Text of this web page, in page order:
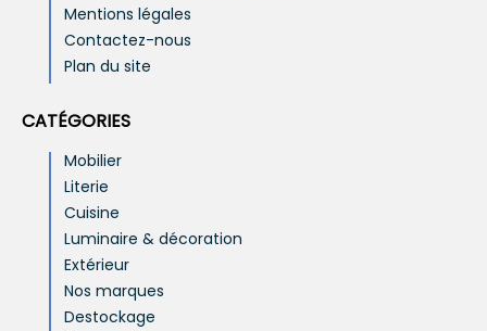
Mentions légales
Contactez-nous
Plan du site
CATÉGORIES
Mobilier
Literie
Cuisine
Luminaire & décoration
Extérieur
Nos marques
Destockage